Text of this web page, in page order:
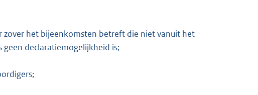
het bijeenkomsten betreft die niet vanuit het
geen declaratiemogelijkheid is;